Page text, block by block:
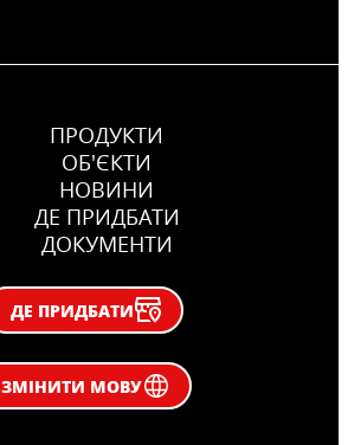
ПРОДУКТИ
ОБ'ЄКТИ
НОВИНИ
ДЕ ПРИДБАТИ
ДОКУМЕНТИ
ДЕ ПРИДБАТИ
ЗМІНИТИ МОВУ